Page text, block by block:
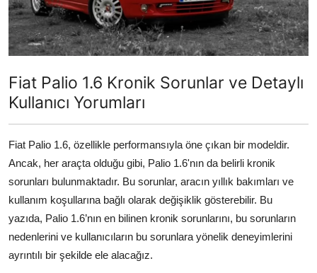
Sürüş & Güvenlik
Lastik & Jant
Yağlar & Sıvılar
LPG & Yakıt
Elektrik & Akü
Klima & Konfor
Aydınlatma & Görüş
Şanzıman & Aktarma
Dizel Sistemler
Fiat Palio 1.6 Kronik Sorunlar ve Detaylı
Kullanıcı Yorumları
Fiat Palio 1.6, özellikle performansıyla öne çıkan bir modeldir.
Ancak, her araçta olduğu gibi, Palio 1.6'nın da belirli kronik
sorunları bulunmaktadır. Bu sorunlar, aracın yıllık bakımları ve
kullanım koşullarına bağlı olarak değişiklik gösterebilir. Bu
yazıda, Palio 1.6’nın en bilinen kronik sorunlarını, bu sorunların
nedenlerini ve kullanıcıların bu sorunlara yönelik deneyimlerini
ayrıntılı bir şekilde ele alacağız.